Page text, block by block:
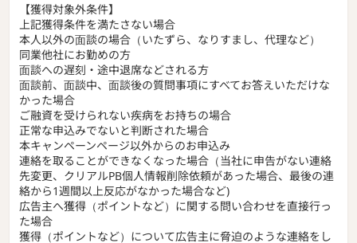
【獲得対象外条件】
上記獲得条件を満たさない場合
本人以外の面談の場合（いたずら、なりすまし、代理など）
同業他社にお勤めの方
面談への遅刻・途中退席などされる方
面談前、面談中、面談後の質問事項にすべてお答えいただけな
かった場合
ご融資を受けられない疾病をお持ちの場合
正常な申込みでないと判断された場合
本キャンペーンページ以外からのお申込み
連絡を取ることができなくなった場合（当社に申告がない連絡
先変更、クリアルPB個人情報削除依頼があった場合、最後の連
絡から1週間以上反応がなかった場合など)
広告主へ獲得（ポイントなど）に関する問い合わせを直接行っ
た場合
獲得（ポイントなど）について広告主に脅迫のような連絡をし